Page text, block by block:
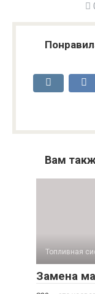
Вам
Топливная
Замена